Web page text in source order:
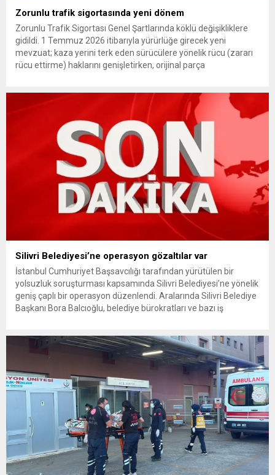
Zorunlu trafik sigortasında yeni dönem
Zorunlu Trafik Sigortası Genel Şartlarında köklü değişikliklere
gidildi. 1 Temmuz 2026 itibarıyla yürürlüğe girecek yeni
mevzuat; kaza yerini terk eden sürücülere yönelik rücu (zararı
rücu ettirme) haklarını genişletirken, orijinal parça
getiriyor. Hazine Müsteşarlığına bağlı ilgili kurumlarca...
Silivri Belediyesi’ne operasyon gözaltılar var
İstanbul Cumhuriyet Başsavcılığı tarafından yürütülen bir
yolsuzluk soruşturması kapsamında Silivri Belediyesi’ne yönelik
geniş çaplı bir operasyon düzenlendi. Aralarında Silivri Belediye
Başkanı Bora Balcıoğlu, belediye bürokratları ve bazı iş
inceleme ve arama çalışmaları devam ediyor. İstanbul’da...